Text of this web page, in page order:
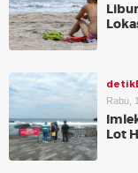
Rabu,
Lot